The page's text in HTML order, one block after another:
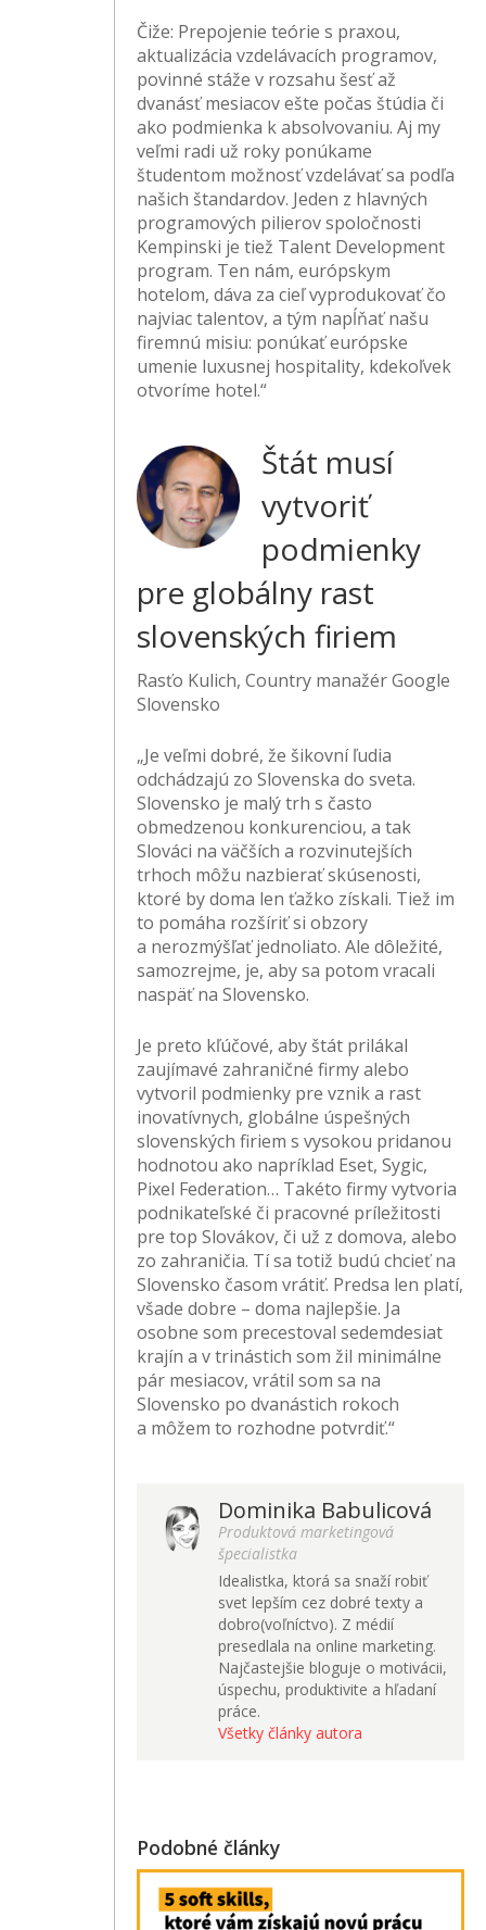
Čiže: Prepojenie teórie s praxou,
aktualizácia vzdelávacích programov,
povinné stáže v rozsahu šesť až
dvanásť mesiacov ešte počas štúdia či
ako podmienka k absolvovaniu. Aj my
veľmi radi už roky ponúkame
študentom možnosť vzdelávať sa podľa
našich štandardov. Jeden z hlavných
programových pilierov spoločnosti
Kempinski je tiež Talent Development
program. Ten nám, európskym
hotelom, dáva za cieľ vyprodukovať čo
najviac talentov, a tým napĺňať našu
firemnú misiu: ponúkať európske
umenie luxusnej hospitality, kdekoľvek
otvoríme hotel.“
Štát musí
vytvoriť
podmienky
pre globálny rast
slovenských firiem
Rasťo Kulich, Country manažér Google
Slovensko
„Je veľmi dobré, že šikovní ľudia
odchádzajú zo Slovenska do sveta.
Slovensko je malý trh s často
obmedzenou konkurenciou, a tak
Slováci na väčších a rozvinutejších
trhoch môžu nazbierať skúsenosti,
ktoré by doma len ťažko získali. Tiež im
to pomáha rozšíriť si obzory
a nerozmýšľať jednoliato. Ale dôležité,
samozrejme, je, aby sa potom vracali
naspäť na Slovensko.
Je preto kľúčové, aby štát prilákal
zaujímavé zahraničné firmy alebo
vytvoril podmienky pre vznik a rast
inovatívnych, globálne úspešných
slovenských firiem s vysokou pridanou
hodnotou ako napríklad Eset, Sygic,
Pixel Federation… Takéto firmy vytvoria
podnikateľské či pracovné príležitosti
pre top Slovákov, či už z domova, alebo
zo zahraničia. Tí sa totiž budú chcieť na
Slovensko časom vrátiť. Predsa len platí,
všade dobre – doma najlepšie. Ja
osobne som precestoval sedemdesiat
krajín a v trinástich som žil minimálne
pár mesiacov, vrátil som sa na
Slovensko po dvanástich rokoch
a môžem to rozhodne potvrdiť.“
Dominika Babulicová
Produktová marketingová
špecialistka
Idealistka, ktorá sa snaží robiť
svet lepším cez dobré texty a
dobro(voľníctvo). Z médií
presedlala na online marketing.
Najčastejšie bloguje o motivácii,
úspechu, produktivite a hľadaní
práce.
Všetky články autora
Podobné články